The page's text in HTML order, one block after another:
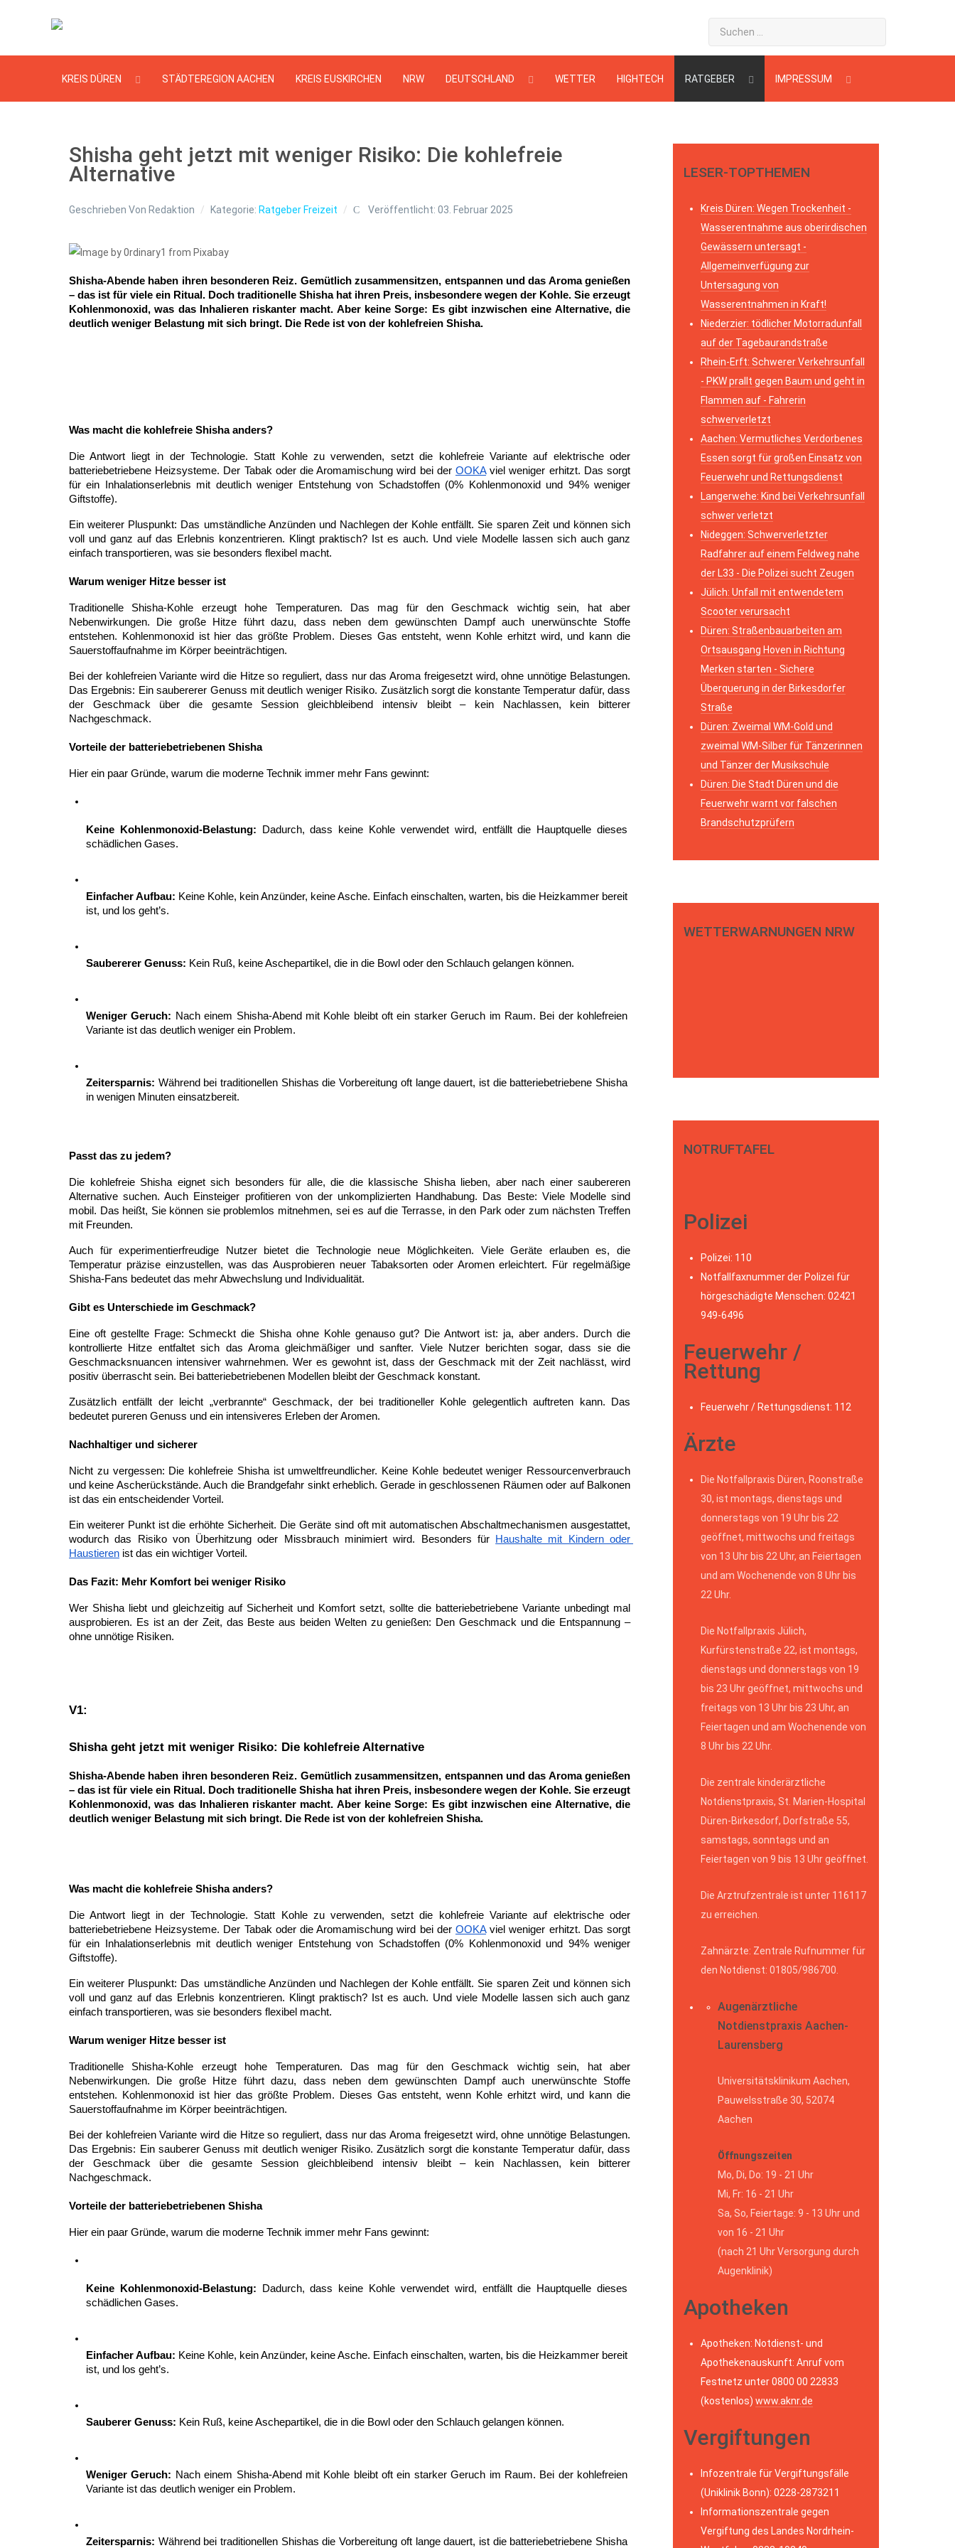
KREIS DÜREN STÄDTEREGION AACHEN KREIS EUSKIRCHEN NRW DEUTSCHLAND WETTER HIGHTECH RATGEBER IMPRESSUM
Shisha geht jetzt mit weniger Risiko: Die kohlefreie
Alternative
Geschrieben Von Redaktion Kategorie: Ratgeber Freizeit Veröffentlicht: 03. Februar 2025
Shisha-Abende haben ihren besonderen Reiz. Gemütlich zusammensitzen, entspannen und das Aroma genießen
– das ist für viele ein Ritual. Doch traditionelle Shisha hat ihren Preis, insbesondere wegen der Kohle. Sie erzeugt
Kohlenmonoxid, was das Inhalieren riskanter macht. Aber keine Sorge: Es gibt inzwischen eine Alternative, die
deutlich weniger Belastung mit sich bringt. Die Rede ist von der kohlefreien Shisha.
Was macht die kohlefreie Shisha anders?
Die Antwort liegt in der Technologie. Statt Kohle zu verwenden, setzt die kohlefreie Variante auf elektrische oder
batteriebetriebene Heizsysteme. Der Tabak oder die Aromamischung wird bei der OOKA viel weniger erhitzt. Das sorgt
für ein Inhalationserlebnis mit deutlich weniger Entstehung von Schadstoffen (0% Kohlenmonoxid und 94% weniger
Giftstoffe).
Ein weiterer Pluspunkt: Das umständliche Anzünden und Nachlegen der Kohle entfällt. Sie sparen Zeit und können sich
voll und ganz auf das Erlebnis konzentrieren. Klingt praktisch? Ist es auch. Und viele Modelle lassen sich auch ganz
einfach transportieren, was sie besonders flexibel macht.
Warum weniger Hitze besser ist
Traditionelle Shisha-Kohle erzeugt hohe Temperaturen. Das mag für den Geschmack wichtig sein, hat aber
Nebenwirkungen. Die große Hitze führt dazu, dass neben dem gewünschten Dampf auch unerwünschte Stoffe
entstehen. Kohlenmonoxid ist hier das größte Problem. Dieses Gas entsteht, wenn Kohle erhitzt wird, und kann die
Sauerstoffaufnahme im Körper beeinträchtigen.
Bei der kohlefreien Variante wird die Hitze so reguliert, dass nur das Aroma freigesetzt wird, ohne unnötige Belastungen.
Das Ergebnis: Ein saubererer Genuss mit deutlich weniger Risiko. Zusätzlich sorgt die konstante Temperatur dafür, dass
der Geschmack über die gesamte Session gleichbleibend intensiv bleibt – kein Nachlassen, kein bitterer
Nachgeschmack.
Vorteile der batteriebetriebenen Shisha
Hier ein paar Gründe, warum die moderne Technik immer mehr Fans gewinnt:
Keine Kohlenmonoxid-Belastung: Dadurch, dass keine Kohle verwendet wird, entfällt die Hauptquelle dieses
schädlichen Gases.
Einfacher Aufbau: Keine Kohle, kein Anzünder, keine Asche. Einfach einschalten, warten, bis die Heizkammer bereit
ist, und los geht’s.
Saubererer Genuss: Kein Ruß, keine Aschepartikel, die in die Bowl oder den Schlauch gelangen können.
Weniger Geruch: Nach einem Shisha-Abend mit Kohle bleibt oft ein starker Geruch im Raum. Bei der kohlefreien
Variante ist das deutlich weniger ein Problem.
Zeitersparnis: Während bei traditionellen Shishas die Vorbereitung oft lange dauert, ist die batteriebetriebene Shisha
in wenigen Minuten einsatzbereit.
Passt das zu jedem?
Die kohlefreie Shisha eignet sich besonders für alle, die die klassische Shisha lieben, aber nach einer saubereren
Alternative suchen. Auch Einsteiger profitieren von der unkomplizierten Handhabung. Das Beste: Viele Modelle sind
mobil. Das heißt, Sie können sie problemlos mitnehmen, sei es auf die Terrasse, in den Park oder zum nächsten Treffen
mit Freunden.
Auch für experimentierfreudige Nutzer bietet die Technologie neue Möglichkeiten. Viele Geräte erlauben es, die
Temperatur präzise einzustellen, was das Ausprobieren neuer Tabaksorten oder Aromen erleichtert. Für regelmäßige
Shisha-Fans bedeutet das mehr Abwechslung und Individualität.
Gibt es Unterschiede im Geschmack?
Eine oft gestellte Frage: Schmeckt die Shisha ohne Kohle genauso gut? Die Antwort ist: ja, aber anders. Durch die
kontrollierte Hitze entfaltet sich das Aroma gleichmäßiger und sanfter. Viele Nutzer berichten sogar, dass sie die
Geschmacksnuancen intensiver wahrnehmen. Wer es gewohnt ist, dass der Geschmack mit der Zeit nachlässt, wird
positiv überrascht sein. Bei batteriebetriebenen Modellen bleibt der Geschmack konstant.
Zusätzlich entfällt der leicht „verbrannte“ Geschmack, der bei traditioneller Kohle gelegentlich auftreten kann. Das
bedeutet pureren Genuss und ein intensiveres Erleben der Aromen.
Nachhaltiger und sicherer
Nicht zu vergessen: Die kohlefreie Shisha ist umweltfreundlicher. Keine Kohle bedeutet weniger Ressourcenverbrauch
und keine Ascherückstände. Auch die Brandgefahr sinkt erheblich. Gerade in geschlossenen Räumen oder auf Balkonen
ist das ein entscheidender Vorteil.
Ein weiterer Punkt ist die erhöhte Sicherheit. Die Geräte sind oft mit automatischen Abschaltmechanismen ausgestattet,
wodurch das Risiko von Überhitzung oder Missbrauch minimiert wird. Besonders für
Haushalte mit Kindern oder
Haustieren ist das ein wichtiger Vorteil.
Das Fazit: Mehr Komfort bei weniger Risiko
Wer Shisha liebt und gleichzeitig auf Sicherheit und Komfort setzt, sollte die batteriebetriebene Variante unbedingt mal
ausprobieren. Es ist an der Zeit, das Beste aus beiden Welten zu genießen: Den Geschmack und die Entspannung –
ohne unnötige Risiken.
V1:
Shisha geht jetzt mit weniger Risiko: Die kohlefreie Alternative
Shisha-Abende haben ihren besonderen Reiz. Gemütlich zusammensitzen, entspannen und das Aroma genießen
– das ist für viele ein Ritual. Doch traditionelle Shisha hat ihren Preis, insbesondere wegen der Kohle. Sie erzeugt
Kohlenmonoxid, was das Inhalieren riskanter macht. Aber keine Sorge: Es gibt inzwischen eine Alternative, die
deutlich weniger Belastung mit sich bringt. Die Rede ist von der kohlefreien Shisha.
Was macht die kohlefreie Shisha anders?
Die Antwort liegt in der Technologie. Statt Kohle zu verwenden, setzt die kohlefreie Variante auf elektrische oder
batteriebetriebene Heizsysteme. Der Tabak oder die Aromamischung wird bei der OOKA viel weniger erhitzt. Das sorgt
für ein Inhalationserlebnis mit deutlich weniger Entstehung von Schadstoffen (0% Kohlenmonoxid und 94% weniger
Giftstoffe).
Ein weiterer Pluspunkt: Das umständliche Anzünden und Nachlegen der Kohle entfällt. Sie sparen Zeit und können sich
voll und ganz auf das Erlebnis konzentrieren. Klingt praktisch? Ist es auch. Und viele Modelle lassen sich auch ganz
einfach transportieren, was sie besonders flexibel macht.
Warum weniger Hitze besser ist
Traditionelle Shisha-Kohle erzeugt hohe Temperaturen. Das mag für den Geschmack wichtig sein, hat aber
Nebenwirkungen. Die große Hitze führt dazu, dass neben dem gewünschten Dampf auch unerwünschte Stoffe
entstehen. Kohlenmonoxid ist hier das größte Problem. Dieses Gas entsteht, wenn Kohle erhitzt wird, und kann die
Sauerstoffaufnahme im Körper beeinträchtigen.
Bei der kohlefreien Variante wird die Hitze so reguliert, dass nur das Aroma freigesetzt wird, ohne unnötige Belastungen.
Das Ergebnis: Ein sauberer Genuss mit deutlich weniger Risiko. Zusätzlich sorgt die konstante Temperatur dafür, dass
der Geschmack über die gesamte Session gleichbleibend intensiv bleibt – kein Nachlassen, kein bitterer
Nachgeschmack.
Vorteile der batteriebetriebenen Shisha
Hier ein paar Gründe, warum die moderne Technik immer mehr Fans gewinnt:
Keine Kohlenmonoxid-Belastung: Dadurch, dass keine Kohle verwendet wird, entfällt die Hauptquelle dieses
schädlichen Gases.
Einfacher Aufbau: Keine Kohle, kein Anzünder, keine Asche. Einfach einschalten, warten, bis die Heizkammer bereit
ist, und los geht’s.
Sauberer Genuss: Kein Ruß, keine Aschepartikel, die in die Bowl oder den Schlauch gelangen können.
Weniger Geruch: Nach einem Shisha-Abend mit Kohle bleibt oft ein starker Geruch im Raum. Bei der kohlefreien
Variante ist das deutlich weniger ein Problem.
Zeitersparnis: Während bei traditionellen Shishas die Vorbereitung oft lange dauert, ist die batteriebetriebene Shisha
LESER-TOPTHEMEN
Kreis Düren: Wegen Trockenheit -
Wasserentnahme aus oberirdischen
Gewässern untersagt -
Allgemeinverfügung zur
Untersagung von
Wasserentnahmen in Kraft!
Niederzier: tödlicher Motorradunfall
auf der Tagebaurandstraße
Rhein-Erft: Schwerer Verkehrsunfall
- PKW prallt gegen Baum und geht in
Flammen auf - Fahrerin
schwerverletzt
Aachen: Vermutliches Verdorbenes
Essen sorgt für großen Einsatz von
Feuerwehr und Rettungsdienst
Langerwehe: Kind bei Verkehrsunfall
schwer verletzt
Nideggen: Schwerverletzter
Radfahrer auf einem Feldweg nahe
der L33 - Die Polizei sucht Zeugen
Jülich: Unfall mit entwendetem
Scooter verursacht
Düren: Straßenbauarbeiten am
Ortsausgang Hoven in Richtung
Merken starten - Sichere
Überquerung in der Birkesdorfer
Straße
Düren: Zweimal WM-Gold und
zweimal WM-Silber für Tänzerinnen
und Tänzer der Musikschule
Düren: Die Stadt Düren und die
Feuerwehr warnt vor falschen
Brandschutzprüfern
WETTERWARNUNGEN NRW
NOTRUFTAFEL
Polizei
Polizei: 110
Notfallfaxnummer der Polizei für
hörgeschädigte Menschen: 02421
949-6496
Feuerwehr /
Rettung
Feuerwehr / Rettungsdienst: 112
Ärzte
Die Notfallpraxis Düren, Roonstraße
30, ist montags, dienstags und
donnerstags von 19 Uhr bis 22
geöffnet, mittwochs und freitags
von 13 Uhr bis 22 Uhr, an Feiertagen
und am Wochenende von 8 Uhr bis
22 Uhr.
Die Notfallpraxis Jülich,
Kurfürstenstraße 22, ist montags,
dienstags und donnerstags von 19
bis 23 Uhr geöffnet, mittwochs und
freitags von 13 Uhr bis 23 Uhr, an
Feiertagen und am Wochenende von
8 Uhr bis 22 Uhr.
Die zentrale kinderärztliche
Notdienstpraxis, St. Marien-Hospital
Düren-Birkesdorf, Dorfstraße 55,
samstags, sonntags und an
Feiertagen von 9 bis 13 Uhr geöffnet.
Die Arztrufzentrale ist unter 116117
zu erreichen.
Zahnärzte: Zentrale Rufnummer für
den Notdienst: 01805/986700.
Augenärztliche
Notdienstpraxis Aachen-
Laurensberg
Universitätsklinikum Aachen,
Pauwelsstraße 30, 52074
Aachen
Öffnungszeiten
Mo, Di, Do: 19 - 21 Uhr
Mi, Fr: 16 - 21 Uhr
Sa, So, Feiertage: 9 - 13 Uhr und
von 16 - 21 Uhr
(nach 21 Uhr Versorgung durch
Augenklinik)
Apotheken
Apotheken: Notdienst- und
Apothekenauskunft: Anruf vom
Festnetz unter 0800 00 22833
(kostenlos) www.aknr.de
Vergiftungen
Infozentrale für Vergiftungsfälle
(Uniklinik Bonn): 0228-2873211
Informationszentrale gegen
Vergiftung des Landes Nordrhein-